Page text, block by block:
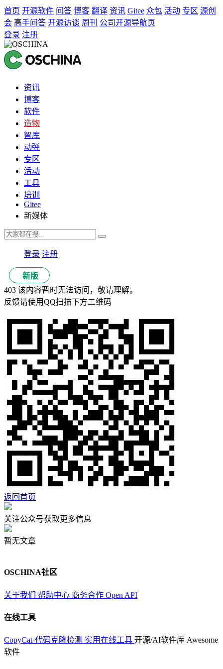
首页 开源软件 问答 博客 翻译 资讯 Gitee 众包 活动 专区 源创
会 高手问答 开源访谈 周刊 公司开源导航页
登录 注册
资讯
博客
软件
造物
智库
动弹
专区
活动
工具
培训
Gitee
新媒体
登录 注册
新版
403 该内容暂时无法访问，敬请理解。
反馈请使用QQ扫描下方二维码
返回首页
关注公众号获取更多信息
暂无文章
OSCHINA社区
关于我们 帮助中心 商务合作 Open API
在线工具
CopyCat-代码克隆检测 实用在线工具 开源/AI软件库 Awesome
软件